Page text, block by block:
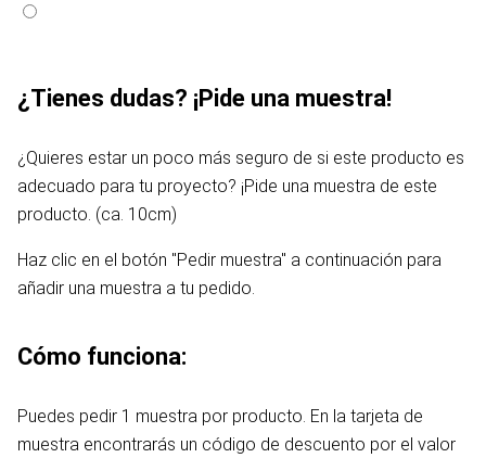
¿Tienes dudas? ¡Pide una muestra!
¿Quieres estar un poco más seguro de si este producto es
adecuado para tu proyecto? ¡Pide una muestra de este
producto. (ca. 10cm)
Haz clic en el botón "Pedir muestra" a continuación para
añadir una muestra a tu pedido.
Cómo funciona:
Puedes pedir 1 muestra por producto. En la tarjeta de
muestra encontrarás un código de descuento por el valor